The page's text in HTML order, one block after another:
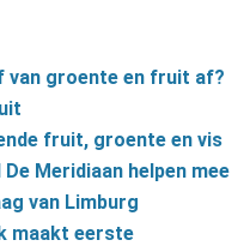
van groente en fruit af?
fruit, groente en vis
Meridiaan helpen mee
van Limburg
maakt eerste